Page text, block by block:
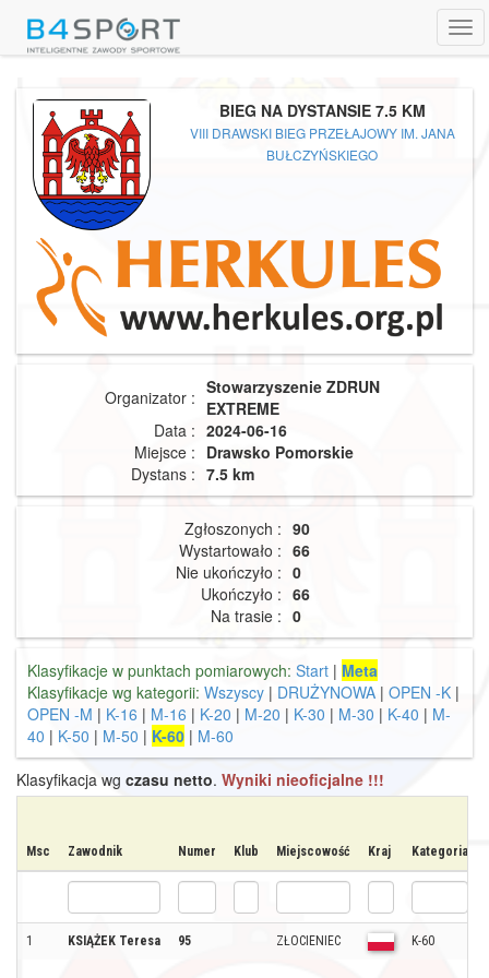
BIEG NA DYSTANSIE 7.5 KM
VIII DRAWSKI BIEG PRZEŁAJOWY IM. JANA
BUŁCZYŃSKIEGO
Organizator : Stowarzyszenie ZDRUN
EXTREME
Data : 2024-06-16
Miejsce : Drawsko Pomorskie
Dystans : 7.5 km
Zgłoszonych : 90
Wystartowało : 66
Nie ukończyło : 0
Ukończyło : 66
Na trasie : 0
Klasyfikacje w punktach pomiarowych: Start | Meta
Klasyfikacje wg kategorii: Wszyscy | DRUŻYNOWA | OPEN -K |
OPEN -M | K-16 | M-16 | K-20 | M-20 | K-30 | M-30 | K-40 | M-
40 | K-50 | M-50 | K-60 | M-60
Klasyfikacja wg czasu netto. Wyniki nieoficjalne !!!
Msc Zawodnik Numer Klub Miejscowość Kraj Kategoria
1 KSIĄŻEK Teresa 95 ZŁOCIENIEC K-60